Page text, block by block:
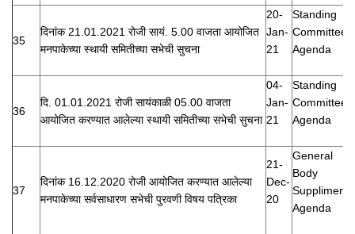
35
दिनांक 21.01.2021 रोजी सायं. 5.00 वाजता आयोजित
मनपाकेच्या स्थायी समितीच्या सभेची सुचना
20-
Jan-
21
Standing
Committee
Agenda
36
दि. 01.01.2021 रोजी सायंकाळी 05.00 वाजता
आयोजित करण्यात आलेल्या स्थायी समितीच्या सभेची सुचना
04-
Jan-
21
Standing
Committee
Agenda
37
दिनांक 16.12.2020 रोजी आयोजित करण्यात आलेल्या
मनपाकेच्या सर्वसाधारण सभेची पुरवणी विषय पत्रिका
21-
Dec-
20
General
Body
Suppliment
Agenda